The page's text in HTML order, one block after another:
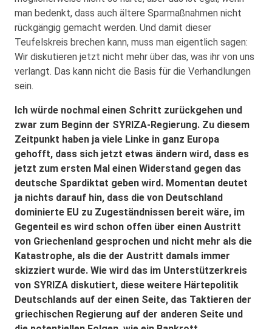
man bedenkt, dass auch ältere Sparmaßnahmen nicht
rückgängig gemacht werden. Und damit dieser
Teufelskreis brechen kann, muss man eigentlich sagen:
Wir diskutieren jetzt nicht mehr über das, was ihr von uns
verlangt. Das kann nicht die Basis für die Verhandlungen
sein.
Ich würde nochmal einen Schritt zurückgehen und
zwar zum Beginn der SYRIZA-Regierung. Zu diesem
Zeitpunkt haben ja viele Linke in ganz Europa
gehofft, dass sich jetzt etwas ändern wird, dass es
jetzt zum ersten Mal einen Widerstand gegen das
deutsche Spardiktat geben wird. Momentan deutet
ja nichts darauf hin, dass die von Deutschland
dominierte EU zu Zugeständnissen bereit wäre, im
Gegenteil es wird schon offen über einen Austritt
von Griechenland gesprochen und nicht mehr als die
Katastrophe, als die der Austritt damals immer
skizziert wurde. Wie wird das im Unterstützerkreis
von SYRIZA diskutiert, diese weitere Härtepolitik
Deutschlands auf der einen Seite, das Taktieren der
griechischen Regierung auf der anderen Seite und